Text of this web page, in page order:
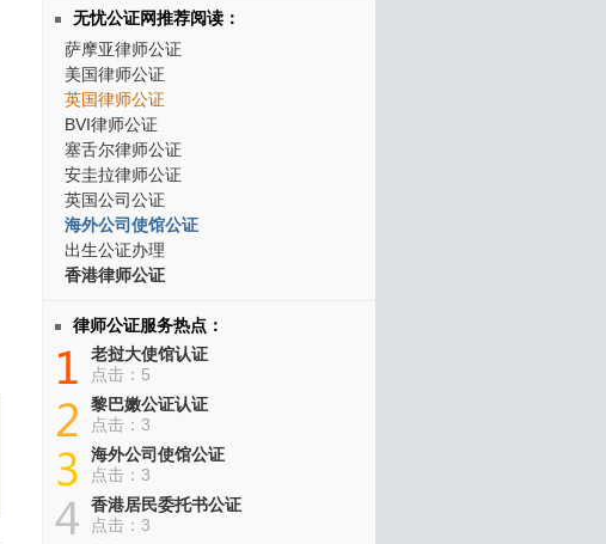
无忧公证网推荐阅读：
萨摩亚律师公证
美国律师公证
英国律师公证
BVI律师公证
塞舌尔律师公证
安圭拉律师公证
英国公司公证
海外公司使馆公证
出生公证办理
香港律师公证
律师公证服务热点：
老挝大使馆认证
点击：5
黎巴嫩公证认证
点击：3
海外公司使馆公证
点击：3
香港居民委托书公证
点击：3